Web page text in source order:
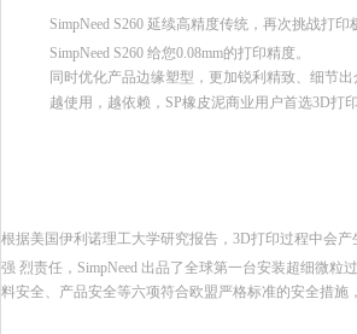
SimpNeed S260 延续高精度传统，再次挑战打印
SimpNeed S260 给您0.08mm的打印精度。
同时优化产品边缘塑型，更加锐利精致、细节出
越使用，越依赖， SP橡皮泥商业用户首选3D打
根据美国伊利诺理工大学研究报告， 3D打印过程中会产
强 烈责任，SimpNeed 出品了全球第一台安装超细微粒
料安全、产品安全等六项符合欧盟严格标准的安全措施